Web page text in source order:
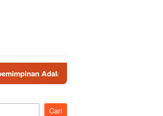
Talenta yang Bisa Diasah
Cari